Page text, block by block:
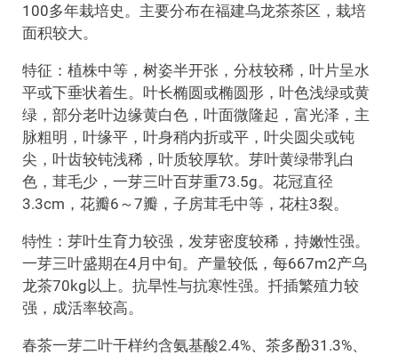
100多年栽培史。主要分布在福建乌龙茶茶区，栽培
面积较大。
特征：植株中等，树姿半开张，分枝较稀，叶片呈水
平或下垂状着生。叶长椭圆或椭圆形，叶色浅绿或黄
绿，部分老叶边缘黄白色，叶面微隆起，富光泽，主
脉粗明，叶缘平，叶身稍内折或平，叶尖圆尖或钝
尖，叶齿较钝浅稀，叶质较厚软。芽叶黄绿带乳白
色，茸毛少，一芽三叶百芽重73.5g。花冠直径
3.3cm，花瓣6～7瓣，子房茸毛中等，花柱3裂。
特性：芽叶生育力较强，发芽密度较稀，持嫩性强。
一芽三叶盛期在4月中旬。产量较低，每667m2产乌
龙茶70kg以上。抗旱性与抗寒性强。扦插繁殖力较
强，成活率较高。
春茶一芽二叶干样约含氨基酸2.4%、茶多酚31.3%、